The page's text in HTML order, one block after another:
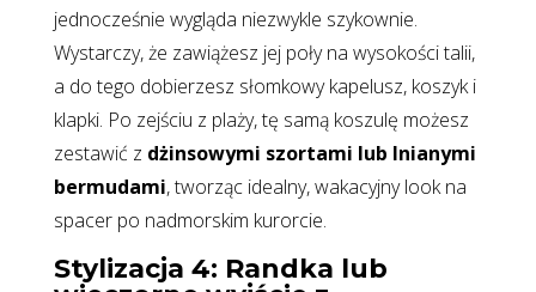
jednocześnie wygląda niezwykle szykownie.
Wystarczy, że zawiążesz jej poły na wysokości talii,
a do tego dobierzesz słomkowy kapelusz, koszyk i
klapki. Po zejściu z plaży, tę samą koszulę możesz
zestawić z dżinsowymi szortami lub lnianymi
bermudami, tworząc idealny, wakacyjny look na
spacer po nadmorskim kurorcie.
Stylizacja 4: Randka lub